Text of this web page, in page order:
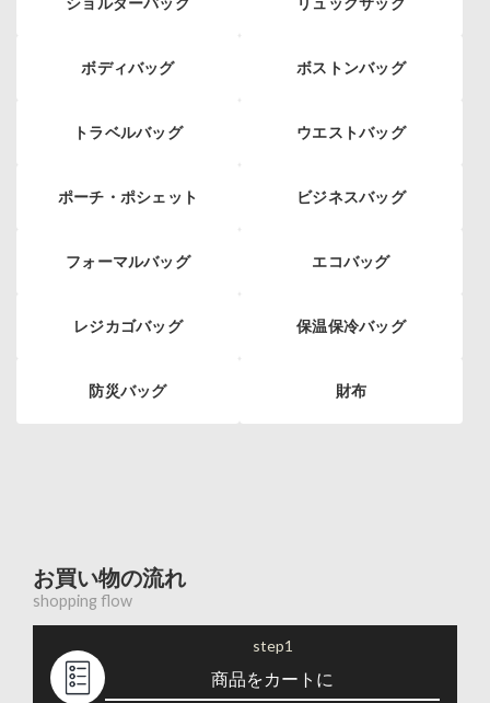
ボディバッグ ボストンバッグ
トラベルバッグ ウエストバッグ
ポーチ・ポシェット ビジネスバッグ
フォーマルバッグ エコバッグ
レジカゴバッグ 保温保冷バッグ
防災バッグ 財布
お買い物の流れ
shopping flow
step1
商品をカートに